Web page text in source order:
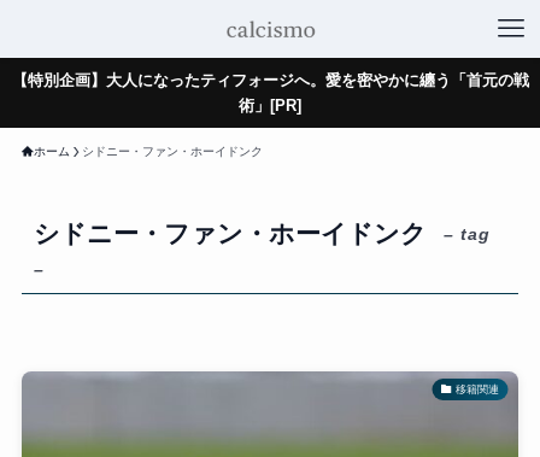
【特別企画】大人になったティフォージへ。愛を密やかに纏う「首元の戦
術」[PR]
ホーム シドニー・ファン・ホーイドンク
シドニー・ファン・ホーイドンク
– tag
–
移籍関連